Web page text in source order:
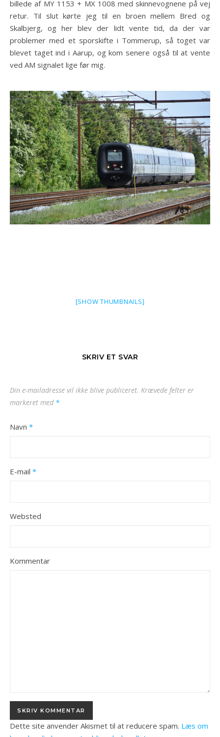
billede af MY 1153 + MX 1008 med skinnevognene på vej
retur. Til slut kørte jeg til en broen mellem Bred og
Skalbjerg, og her blev der lidt vente tid, da der var
problemer med et sporskifte i Tommerup, så toget var
blevet taget ind i Aarup, og kom senere også til at vente
ved AM signalet lige før mig.
[SHOW THUMBNAILS]
SKRIV ET SVAR
Din e-mailadresse vil ikke blive publiceret. Krævede felter er
markeret med *
Navn *
E-mail *
Websted
Kommentar
Dette site anvender Akismet til at reducere spam. Læs om